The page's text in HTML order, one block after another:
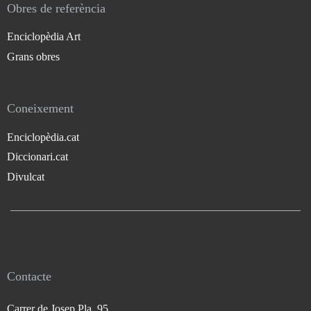
Obres de referència
Enciclopèdia Art
Grans obres
Coneixement
Enciclopèdia.cat
Diccionari.cat
Divulcat
Contacte
Carrer de Josep Pla, 95